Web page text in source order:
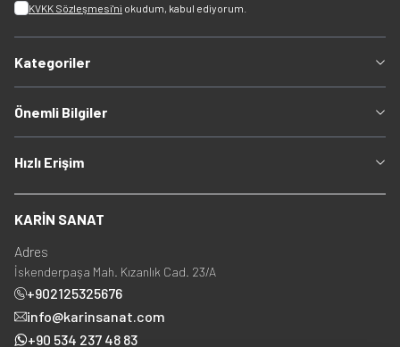
KVKK Sözleşmesi'ni okudum, kabul ediyorum.
Kategoriler
Önemli Bilgiler
Hızlı Erişim
KARİN SANAT
Adres
İskenderpaşa Mah. Kızanlık Cad. 23/A
+902125325676
info@karinsanat.com
+90 534 237 48 83